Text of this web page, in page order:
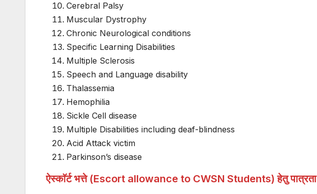
Cerebral Palsy
Muscular Dystrophy
Chronic Neurological conditions
Specific Learning Disabilities
Multiple Sclerosis
Speech and Language disability
Thalassemia
Hemophilia
Sickle Cell disease
Multiple Disabilities including deaf-blindness
Acid Attack victim
Parkinson’s disease
ऐस्काॅर्ट भत्ते (Escort allowance to CWSN Students) हेतु पात्रता